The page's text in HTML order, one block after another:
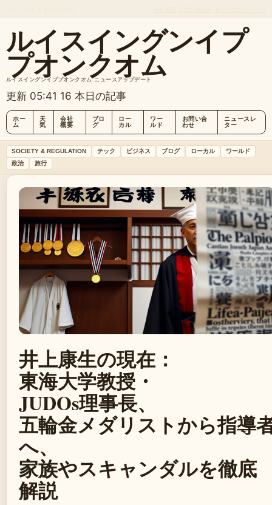
ルイスイングンイプ
プオンクオム
ルイスイングンイププオンクオム ニュースアップデート
更新 05:41 16 本日の記事
ホー
ム
天
気
会社
概要
ブロ
グ
ロー
カル
ワー
ルド
お問い合
わせ
ニュースレ
ター
SOCIETY & REGULATION テック ビジネス ブログ ローカル
ワールド
政治
旅行
井上康生の現在：
東海大学教授・
JUDOs理事長、
五輪金メダリストから指導
へ、
家族やスキャンダルを徹底
解説